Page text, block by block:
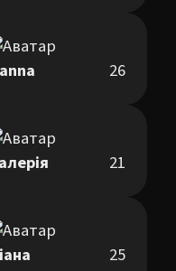
26
21
25